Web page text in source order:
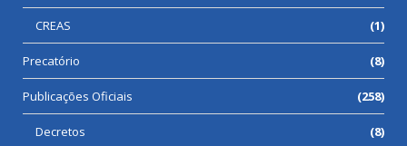
CREAS (1)
Precatório (8)
Publicações Oficiais (258)
Decretos (8)